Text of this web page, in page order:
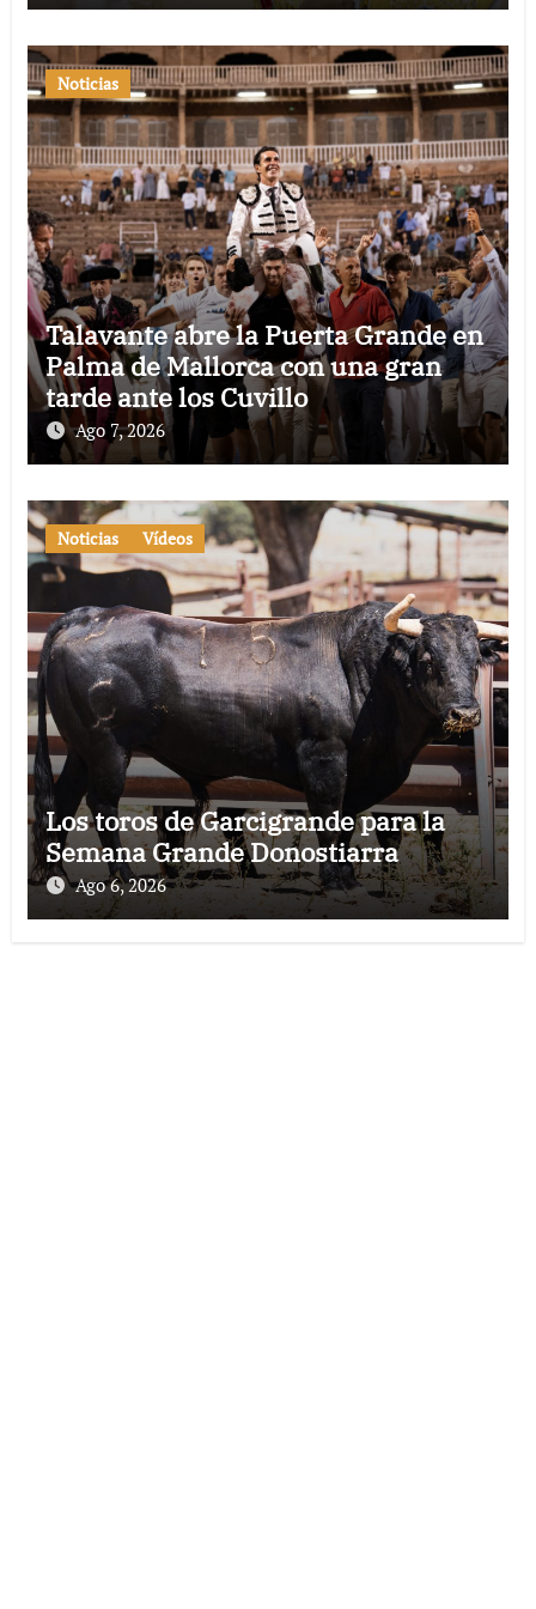
Noticias
Talavante abre la Puerta Grande en
Palma de Mallorca con una gran
tarde ante los Cuvillo
Ago 7, 2026
Noticias Vídeos
Los toros de Garcigrande para la
Semana Grande Donostiarra
Ago 6, 2026